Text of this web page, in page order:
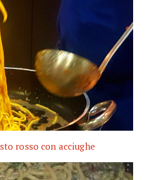
rosso con acciughe